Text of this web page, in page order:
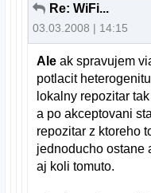
Re: WiFi...
03.03.2008 | 14:15
Ale ak spravujem
potlacit
lokalny repozitar
a po akceptovani
repozitar z ktoreho
jednoducho ostane
aj koli tomuto.